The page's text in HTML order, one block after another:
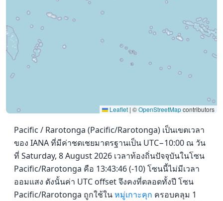
Leaflet | ©OpenStreetMapcontributors
Pacific / Rarotonga (Pacific/Rarotonga) เป็นเขตเวลา
ของ IANA ที่มีค่าชดเชยมาตรฐานเป็น UTC−10:00 ณ วัน
ที่ Saturday, 8 August 2026 เวลาท้องถิ่นปัจจุบันในโซน
Pacific/Rarotonga คือ 13:43:46 (-10) โซนนี้ไม่มีเวลา
ออมแสง ดังนั้นค่า UTC offset จึงคงที่ตลอดทั้งปี โซน
Pacific/Rarotonga ถูกใช้ในหมู่เกาะคุก ครอบคลุม 1